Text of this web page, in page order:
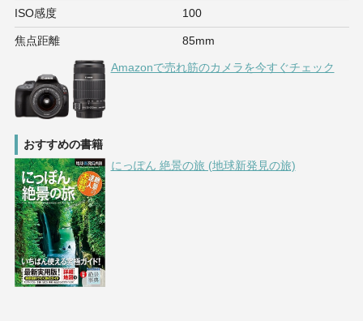
ISO感度 100
焦点距離 85mm
Amazonで売れ筋のカメラを今すぐチェック
おすすめの書籍
にっぽん 絶景の旅 (地球新発見の旅)